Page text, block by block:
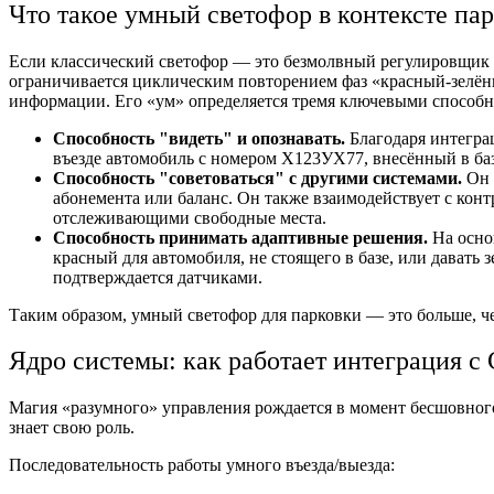
Что такое умный светофор в контексте
Если классический светофор — это безмолвный
ограничивается циклическим повторением фаз «красный-
информации. Его «ум» определяется тремя ключевыми
Способность "видеть" и опознавать. Благодаря
въезде автомобиль с номером Х123УХ77, внесённый в
Способность "советоваться" с другими системами. Он
абонемента или баланс. Он также взаимодействует с
отслеживающими свободные места.
Способность принимать адаптивные решения. На
красный для автомобиля, не стоящего в базе, или
подтверждается датчиками.
Таким образом, умный светофор для парковки — это больше,
Ядро системы: как работает интеграция
Магия «разумного» управления рождается в момент
знает свою роль.
Последовательность работы умного въезда/выезда: